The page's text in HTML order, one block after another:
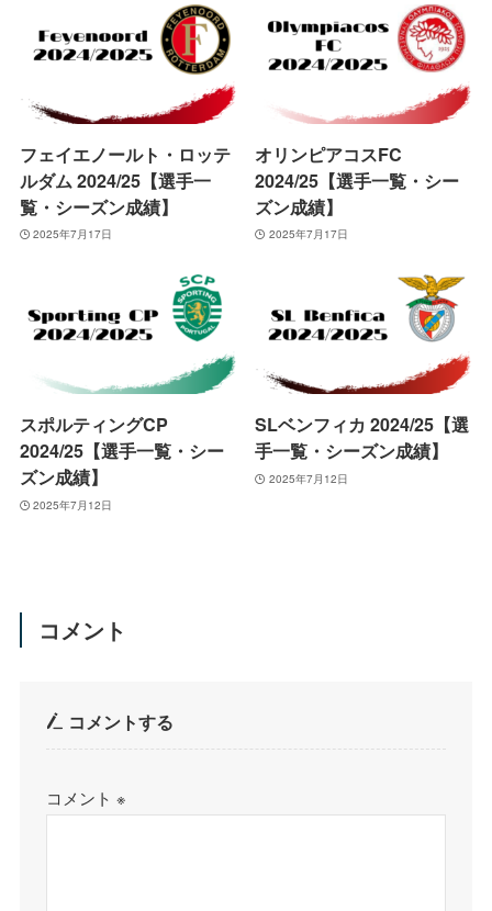
フェイエノールト・ロッテ
ルダム 2024/25【選手一
覧・シーズン成績】
2025年7月17日
オリンピアコスFC
2024/25【選手一覧・シー
ズン成績】
2025年7月17日
スポルティングCP
2024/25【選手一覧・シー
ズン成績】
2025年7月12日
SLベンフィカ 2024/25【選
手一覧・シーズン成績】
2025年7月12日
コメント
コメントする
コメント※